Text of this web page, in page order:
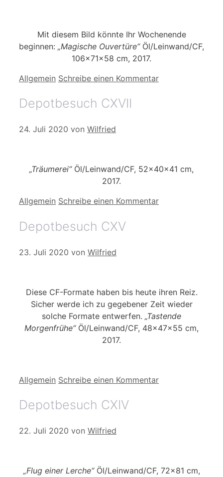
Mit diesem Bild könnte Ihr Wochenende
beginnen: „Magische Ouvertüre“Öl/Leinwand/CF,
106x71x58 cm, 2017.
Kategorien
Allgemein Schreibe einen Kommentar
Depotbesuch CXVII
24. Juli 2020 von Wilfried
„Träumerei“Öl/Leinwand/CF, 52x40x41 cm,
2017.
Kategorien
Allgemein Schreibe einen Kommentar
Depotbesuch CXV
23. Juli 2020 von Wilfried
Diese CF-Formate haben bis heute ihren Reiz.
Sicher werde ich zu gegebener Zeit wieder
solche Formate entwerfen. „Tastende
Morgenfrühe“Öl/Leinwand/CF, 48x47x55 cm,
2017.
Kategorien
Allgemein Schreibe einen Kommentar
Depotbesuch CXIV
22. Juli 2020 von Wilfried
„Flug einer Lerche“Öl/Leinwand/CF, 72×81 cm,